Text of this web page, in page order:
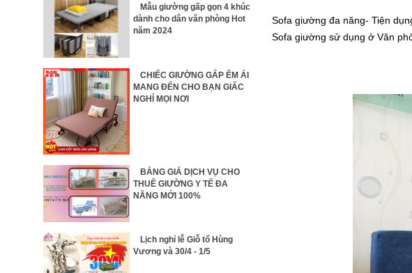
Mẫu giường gấp gọn 4 khúc
dành cho dân văn phòng Hot
năm 2024
CHIẾC GIƯỜNG GẤP ÊM ÁI
MANG ĐẾN CHO BẠN GIẤC
NGHỈ MỌI NƠI
BẢNG GIÁ DỊCH VỤ CHO
THUÊ GIƯỜNG Y TẾ ĐA
NĂNG MỚI 100%
Lịch nghỉ lễ Giỗ tổ Hùng
Vương và 30/4 - 1/5
Sofa giường đa năng- Tiện
Sofa giường sử dụng ở Văn